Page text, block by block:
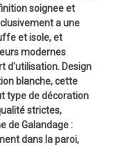
soignee et
a une
et isole, et
modernes
d'utilisation. Design
blanche, cette
type de décoration
strictes,
de Galandage :
dans la paroi,